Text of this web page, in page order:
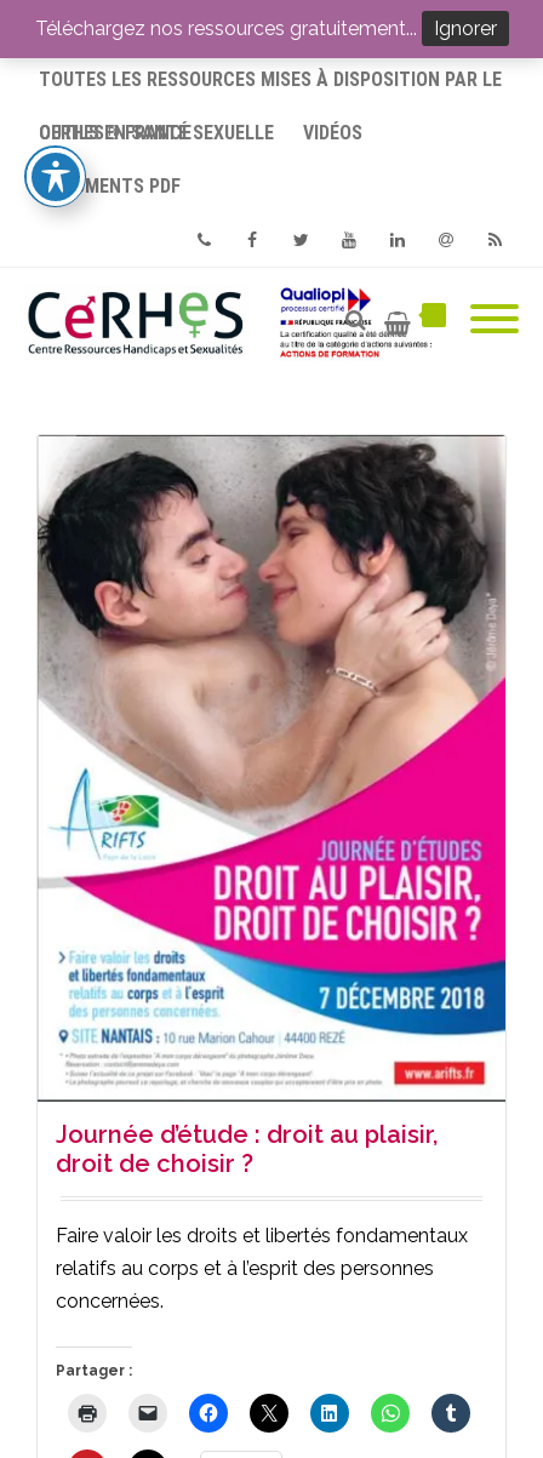
ACCUEIL
TOUTES LES RESSOURCES MISES À DISPOSITION PAR LE
CERHES® FRANCE
OUTILS EN SANTÉ SEXUELLE VIDÉOS
DOCUMENTS PDF
PhoneFacebookTwitterYoutube
Journée d’étude : droit au plaisir,
droit de choisir ?
Faire valoir les droits et libertés fondamentaux
relatifs au corps et à l’esprit des personnes
concernées.
Partager :
Téléchargez nos ressources gratuitement... Ignorer